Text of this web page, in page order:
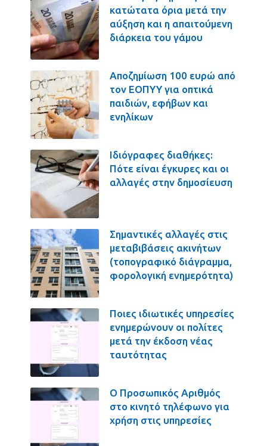
κατώτατα όρια μετά την
αύξηση και η απαιτούμενη
διάρκεια του γάμου
Αποζημίωση 100 ευρώ από
τον ΕΟΠΥΥ για οπτικά
παιδιών, εφήβων και
ενηλίκων
Ιδιόγραφες διαθήκες:
Πότε είναι έγκυρες και οι
αλλαγές στην δημοσίευση
Σημαντικές αλλαγές στις
μεταβιβάσεις ακινήτων
(τοπογραφικό διάγραμμα,
φορολογική ενημερότητα)
Ποιες ιδιωτικές υπηρεσίες
ενημερώνουν οι πολίτες
μετά την έκδοση νέας
ταυτότητας
Ο Προσωπικός Αριθμός
στο κινητό τηλέφωνο για
χρήση στις υπηρεσίες